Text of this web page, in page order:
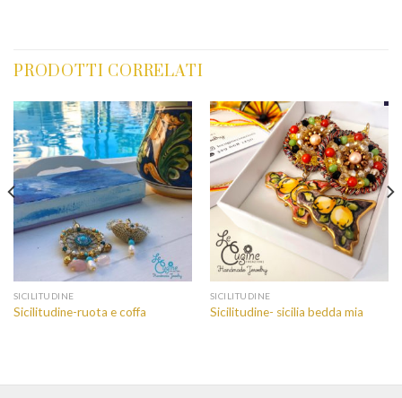
PRODOTTI CORRELATI
SICILITUDINE
Sicilitudine-ruota e coffa
SICILITUDINE
Sicilitudine- sicilia bedda mia